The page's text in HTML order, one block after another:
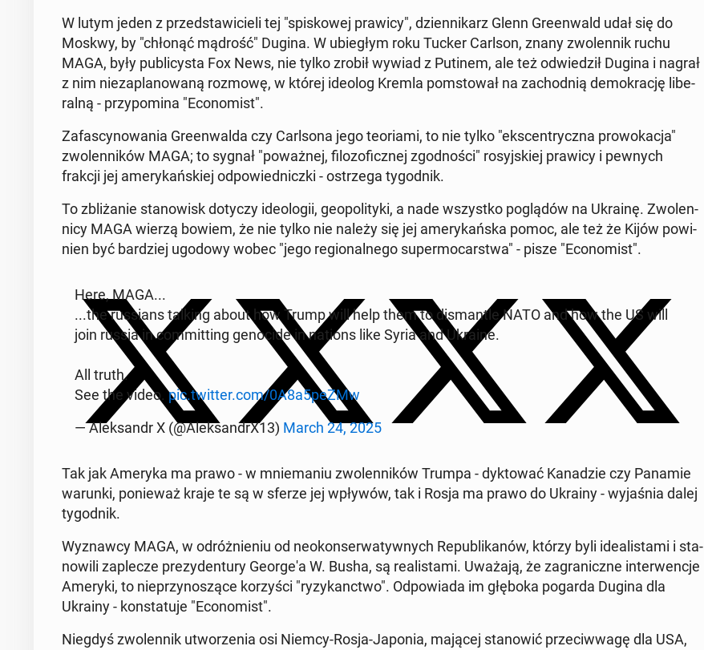
W lutym jeden z przed­sta­wi­cie­li tej "spi­sko­wej prawicy", dzien­ni­karz Glenn Gre­en­wald udał się do
Moskwy, by "chłonąć mądrość" Dugina. W ubie­głym roku Tucker Carlson, znany zwo­len­nik ruchu
MAGA, były pu­bli­cy­sta Fox News, nie tylko zrobił wywiad z Putinem, ale też od­wie­dził Dugina i nagrał
z nim nie­za­pla­no­wa­ną rozmowę, w której ideolog Kremla po­msto­wał na za­chod­nią de­mo­kra­cję li­be­
ral­ną - przy­po­mi­na "Eco­no­mist".
Za­fa­scy­no­wa­nia Gre­en­wal­da czy Carl­so­na jego teo­ria­mi, to nie tylko "eks­cen­trycz­na pro­wo­ka­cja"
zwo­len­ni­ków MAGA; to sygnał "po­waż­nej, fi­lo­zo­ficz­nej zgod­no­ści" ro­syj­skiej prawicy i pewnych
frakcji jej ame­ry­kań­skiej od­po­wied­nicz­ki - ostrze­ga ty­go­dnik.
To zbli­ża­nie sta­no­wisk dotyczy ide­olo­gii, geo­po­li­ty­ki, a nade wszyst­ko po­glą­dów na Ukrainę. Zwo­len­
ni­cy MAGA wierzą bowiem, że nie tylko nie należy się jej ame­ry­kań­ska pomoc, ale też że Kijów po­wi­
nien być bar­dziej ugodowy wobec "jego re­gio­nal­ne­go su­per­mo­car­stwa" - pisze "Eco­no­mist".
Here, MAGA...
...the rus­sians talking about how Trump will help them to di­sman­tle NATO and how the US will
join russia in com­mit­ting ge­no­ci­de in nations like Syria and Ukraine.
All truth.
See the video.pic.twitter.com/0A8a5peZMw
— Alek­sandr X (@Alek­san­drX13) March 24, 2025
Tak jak Ameryka ma prawo - w mnie­ma­niu zwo­len­ni­ków Trumpa - dyk­to­wać Ka­na­dzie czy Panamie
warunki, po­nie­waż kraje te są w sferze jej wpływów, tak i Rosja ma prawo do Ukrainy - wy­ja­śnia dalej
ty­go­dnik.
Wy­znaw­cy MAGA, w od­róż­nie­niu od neo­kon­ser­wa­tyw­nych Re­pu­bli­ka­nów, którzy byli ide­ali­sta­mi i sta­
no­wi­li za­ple­cze pre­zy­den­tu­ry Geo­r­ge­'a W. Busha, są re­ali­sta­mi. Uważają, że za­gra­nicz­ne in­ter­wen­cje
Ameryki, to nie­przy­no­szą­ce ko­rzy­ści "ry­zy­kanc­two". Od­po­wia­da im głęboka pogarda Dugina dla
Ukrainy - kon­sta­tu­je "Eco­no­mist".
Niegdyś zwo­len­nik utwo­rze­nia osi Niemcy-Rosja-Japonia, mającej sta­no­wić prze­ciw­wa­gę dla USA,